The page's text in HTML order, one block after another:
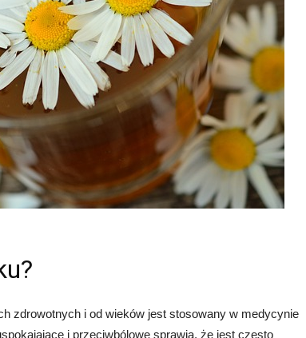
zdrowotnych i od wieków jest stosowany w medycynie
i przeciwbólowe sprawia, że jest często